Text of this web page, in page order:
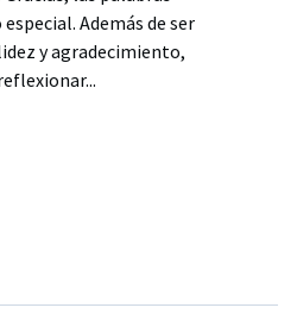
Además de ser
y agradecimiento,